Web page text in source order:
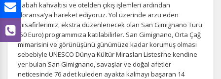
Sabah kahvaltısı ve otelden çıkış işlemleri ardından
Floransa’ya hareket ediyoruz. Yol üzerinde arzu eden
misafirlerimiz, ekstra düzenlenecek olan San Gimignano Turu
(50 Euro) programımıza katılabilirler. San Gimignano, Orta Çağ
mimarisini ve görünüşünü günümüze kadar korumuş olması
sebebiyle UNESCO Dünya Kültür Mirasları Listesi‘ne kendine
yer bulan San Gimignano, savaşlar ve doğal afetler
neticesinde 76 adet kuleden ayakta kalmayı başaran 14